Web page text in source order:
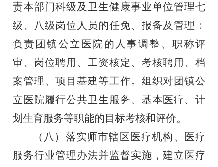
责本部门科级及卫生健康事业单位管理七
级、八级岗位人员的任免、报备及管理；
负责团镇公立医院的人事调整、职称评
审、岗位聘用、工资核定、考核聘用、档
案管理、项目基建等工作。组织对团镇公
立医院履行公共卫生服务、基本医疗、 计
划生育服务等职能的目标考核和评价。
（八）落实师市辖区医疗机构、医疗
服务行业管理办法并监督实施，建立医疗